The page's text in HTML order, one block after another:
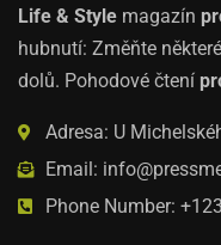
Life & Style magazín
hubnutí: Změňte
dolů. Pohodové čtení
Adresa: U
Email:
Phone Number: